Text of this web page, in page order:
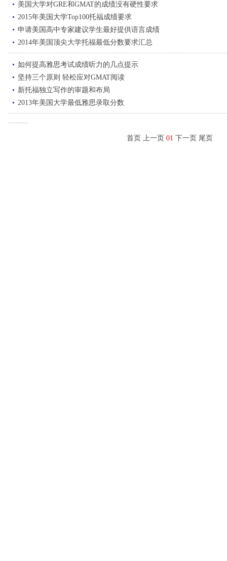
美国大学对GRE和GMAT的成绩没有硬性要求
2015年美国大学Top100托福成绩要求
申请美国高中专家建议学生最好提供语言成绩
2014年美国顶尖大学托福最低分数要求汇总
如何提高雅思考试成绩听力的几点提示
坚持三个原则 轻松应对GMAT阅读
新托福独立写作的审题和布局
2013年美国大学最低雅思录取分数
首页 上一页 01 下一页 尾页